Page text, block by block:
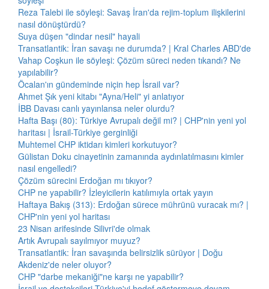
Reza Talebi ile söyleşi: Savaş İran'da rejim-toplum ilişkilerini
nasıl dönüştürdü?
Suya düşen "dindar nesil" hayali
Transatlantik: İran savaşı ne durumda? | Kral Charles ABD'de
Vahap Coşkun ile söyleşi: Çözüm süreci neden tıkandı? Ne
yapılabilir?
Öcalan'ın gündeminde niçin hep İsrail var?
Ahmet Şık yeni kitabı "Ayna/Heli" yi anlatıyor
İBB Davası canlı yayınlansa neler olurdu?
Hafta Başı (80): Türkiye Avrupalı değil mi? | CHP'nin yeni yol
haritası | İsrail-Türkiye gerginliği
Muhtemel CHP iktidarı kimleri korkutuyor?
Gülistan Doku cinayetinin zamanında aydınlatılmasını kimler
nasıl engelledi?
Çözüm sürecini Erdoğan mı tıkıyor?
CHP ne yapabilir? İzleyicilerin katılımıyla ortak yayın
Haftaya Bakış (313): Erdoğan sürece mührünü vuracak mı? |
CHP'nin yeni yol haritası
23 Nisan arifesinde Silivri'de olmak
Artık Avrupalı sayılmıyor muyuz?
Transatlantik: İran savaşında belirsizlik sürüyor | Doğu
Akdeniz'de neler oluyor?
CHP "darbe mekaniği"ne karşı ne yapabilir?